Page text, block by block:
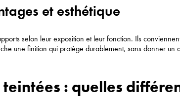
et esthétique
selon leur exposition et leur fonction. Ils
une finition qui protège durablement, sans donner un
: quelles